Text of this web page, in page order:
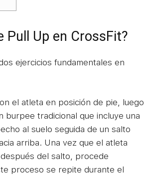
Pull Up en CrossFit?
ejercicios fundamentales en
el atleta en posición de pie, luego
burpee tradicional que incluye una
al suelo seguida de un salto
arriba. Una vez que el atleta
del salto, procede
proceso se repite durante el